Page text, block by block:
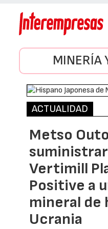
MINERÍA
ACTUALIDAD
Metso
Vertimill
Positive a
mineral de
Ucrania